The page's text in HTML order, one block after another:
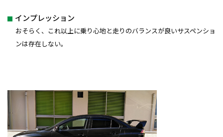
インプレッション
おそらく、これ以上に乗り心地と走りのバランスが良いサスペンショ
ンは存在しない。